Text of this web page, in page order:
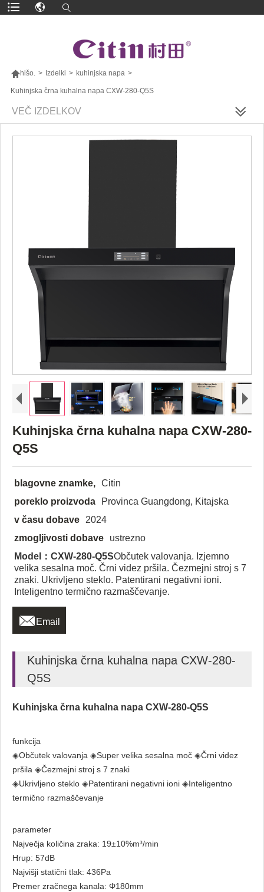
hišo. > Izdelki > kuhinjska napa >
Kuhinjska črna kuhalna napa CXW-280-Q5S
VEČ IZDELKOV
Kuhinjska črna kuhalna napa CXW-280-
Q5S
blagovne znamke, Citin
poreklo proizvoda
Provinca Guangdong, Kitajska
v času dobave
2024
zmogljivosti dobave
ustrezno
Model：CXW-280-Q5SObčutek valovanja. Izjemno
velika sesalna moč. Črni videz pršila. Čezmejni stroj s 7
znaki. Ukrivljeno steklo. Patentirani negativni ioni.
Inteligentno termično razmaščevanje.
 Email
Kuhinjska črna kuhalna napa CXW-280-
Q5S
Kuhinjska črna kuhalna napa CXW-280-Q5S
funkcija
◈Občutek valovanja ◈Super velika sesalna moč ◈Črni videz
pršila ◈Čezmejni stroj s 7 znaki
◈Ukrivljeno steklo ◈Patentirani negativni ioni ◈Inteligentno
termično razmaščevanje
parameter
Največja količina zraka: 19±10%m³/min
Hrup: 57dB
Najvišji statični tlak: 436Pa
Premer zračnega kanala: Φ180mm